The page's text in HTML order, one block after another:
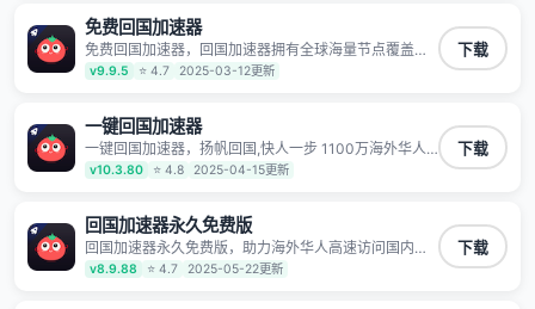
时服务。
免费回国加速器
免费回国加速器，回国加速器拥有全球海量节点覆盖，
运营商专线不卡顿超稳定，专为海外华人和留学生打
造，帮助海外华人免除地域限制，随时高速稳定低延迟
v9.9.5 ⭐ 4.7 2025-03-12更新
下载
一键回国加速器
一键回国加速器，扬帆回国,快人一步 1100万海外华人
都在用的音乐视频回国加速器 Android iOS Windows
Mac TV VIP 支持多种加速场景 了解更多 看视频 全球高
艺、哔哩哔哩和优酷视频,在国外也能畅快追剧!
v10.3.80 ⭐ 4.8 2025-04-15更新
下载
回国加速器永久免费版
回国加速器永久免费版，助力海外华人高速访问国内网
络，快速开启国内各直播平台,解决国内视频、音乐卡顿
问题；更能加速海量国服游戏，超低延迟稳定不掉线,畅
v8.9.88 ⭐ 4.7 2025-05-22更新
下载